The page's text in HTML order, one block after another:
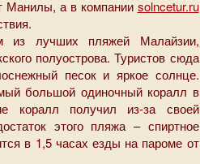
Манилы, а в компании solncetur.ru
из лучших пляжей Малайзии,
полуострова. Туристов сюда
песок и яркое солнце.
большой одиночный коралл в
коралл получил из-за своей
этого пляжа – спиртное
в 1,5 часах езды на пароме от